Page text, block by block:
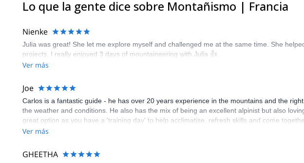
Lo que la gente dice sobre Montañismo | Francia
Nienke
Julia was great! She let me explore myself and challenged me at the same time. She
projects. I really enjoyed 3 days of mountaineering with Julia 👍.
Ver más
Joe
Carlos is a fantastic guide - he has over 20 years experience in the mountains and the
the weather and conditions. He also has the mix of being an excellent alpinist but also
great option as you have a 'training day' to help acclimatise, refresh skills and come
experiences - the chat service allowed us to ask questions first and work out the best dates
Ver más
GHEETHA